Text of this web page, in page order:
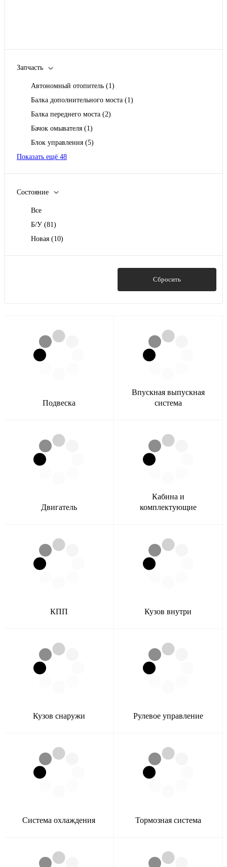
Запчасть
Автономный отопитель (1)
Балка дополнительного моста (1)
Балка переднего моста (2)
Бачок омывателя (1)
Блок управления (5)
Показать ещё 48
Состояние
Все
Б/У (81)
Новая (10)
Сбросить
Подвеска
Впускная выпускная
система
Двигатель
Кабина и
комплектующие
КПП Кузов внутри
Кузов снаружи Рулевое управление
Система охлаждения Тормозная система